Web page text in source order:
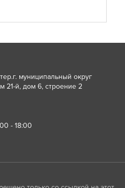
муниципальный округ
21-й, дом 6, строение 2
- 18:00